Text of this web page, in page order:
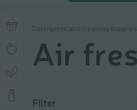
Detergents and cleaning supplies
Air
Filter